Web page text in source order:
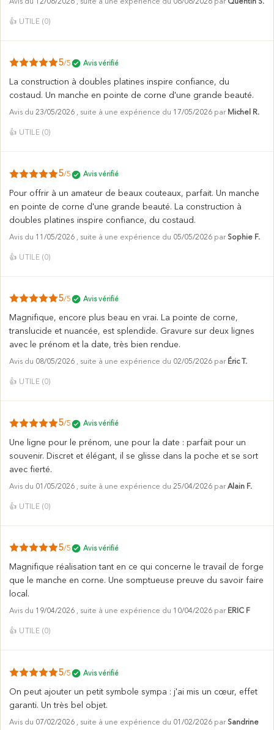
Avis du 12/06/2026 , suite à une expérience du 06/06/2026 par Quentin S.
👍 UTILE (0)
5/5 Avis vérifié
La construction à doubles platines inspire confiance, du
costaud. Un manche en pointe de corne d'une grande beauté.
Avis du 23/05/2026 , suite à une expérience du 17/05/2026 par Michel R.
👍 UTILE (0)
5/5 Avis vérifié
Pour offrir à un amateur de beaux couteaux, parfait. Un manche
en pointe de corne d'une grande beauté. La construction à
doubles platines inspire confiance, du costaud.
Avis du 11/05/2026 , suite à une expérience du 05/05/2026 par Sophie F.
👍 UTILE (0)
5/5 Avis vérifié
Magnifique, encore plus beau en vrai. La pointe de corne,
translucide et nuancée, est splendide. Gravure sur deux lignes
avec le prénom et la date, très bien rendue.
Avis du 08/05/2026 , suite à une expérience du 02/05/2026 par Éric T.
👍 UTILE (0)
5/5 Avis vérifié
Une ligne pour le prénom, une pour la date : parfait pour un
souvenir. Discret et élégant, il se glisse dans la poche et se sort
avec fierté.
Avis du 01/05/2026 , suite à une expérience du 25/04/2026 par Alain F.
👍 UTILE (0)
5/5 Avis vérifié
Magnifique réalisation tant en ce qui concerne le travail de forge
que le manche en corne. Une somptueuse preuve du savoir faire
local.
Avis du 19/04/2026 , suite à une expérience du 10/04/2026 par ERIC F
👍 UTILE (0)
5/5 Avis vérifié
On peut ajouter un petit symbole sympa : j'ai mis un cœur, effet
garanti. Un très bel objet.
Avis du 07/02/2026 , suite à une expérience du 01/02/2026 par Sandrine